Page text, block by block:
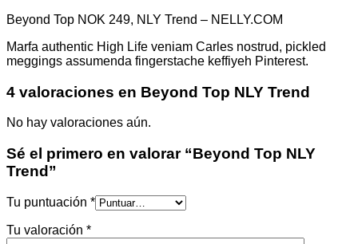
Beyond Top NOK 249, NLY Trend – NELLY.COM
Marfa authentic High Life veniam Carles nostrud, pickled
meggings assumenda fingerstache keffiyeh Pinterest.
4 valoraciones en Beyond Top NLY Trend
No hay valoraciones aún.
Sé el primero en valorar “Beyond Top NLY
Trend”
Tu puntuación *
Tu valoración *